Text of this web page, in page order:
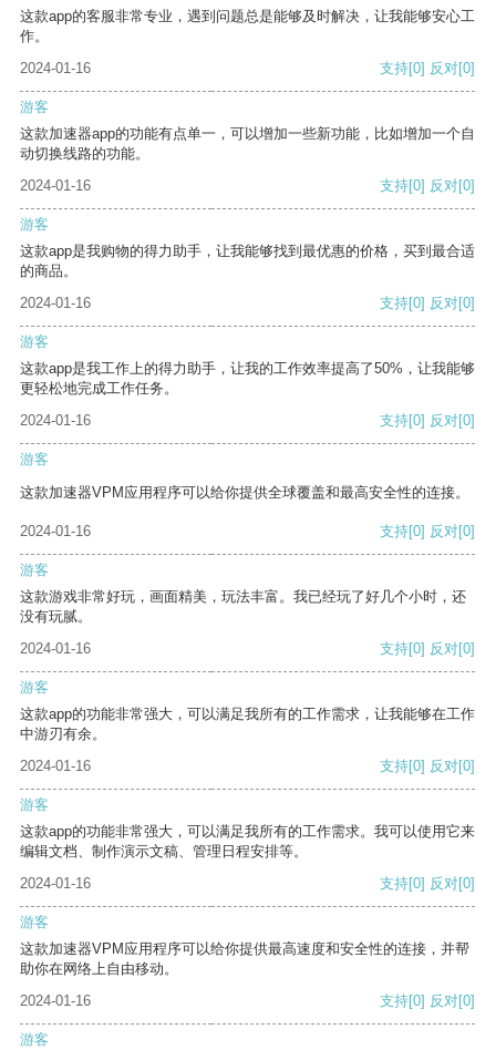
这款app的客服非常专业，遇到问题总是能够及时解决，让我能够安心工
作。
2024-01-16
支持[0] 反对[0]
游客
这款加速器app的功能有点单一，可以增加一些新功能，比如增加一个自
动切换线路的功能。
2024-01-16
支持[0] 反对[0]
游客
这款app是我购物的得力助手，让我能够找到最优惠的价格，买到最合适
的商品。
2024-01-16
支持[0] 反对[0]
游客
这款app是我工作上的得力助手，让我的工作效率提高了50%，让我能够
更轻松地完成工作任务。
2024-01-16
支持[0] 反对[0]
游客
这款加速器VPM应用程序可以给你提供全球覆盖和最高安全性的连接。
2024-01-16 支持[0] 反对[0]
游客
这款游戏非常好玩，画面精美，玩法丰富。我已经玩了好几个小时，还
没有玩腻。
2024-01-16
支持[0] 反对[0]
游客
这款app的功能非常强大，可以满足我所有的工作需求，让我能够在工作
中游刃有余。
2024-01-16
支持[0] 反对[0]
游客
这款app的功能非常强大，可以满足我所有的工作需求。我可以使用它来
编辑文档、制作演示文稿、管理日程安排等。
2024-01-16
支持[0] 反对[0]
游客
这款加速器VPM应用程序可以给你提供最高速度和安全性的连接，并帮
助你在网络上自由移动。
2024-01-16
支持[0] 反对[0]
游客